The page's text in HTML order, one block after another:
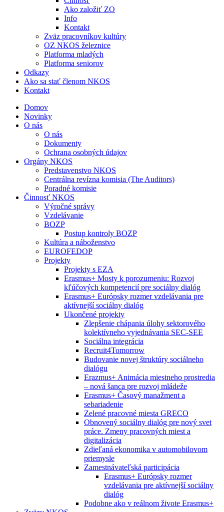
Ako založiť ZO
Info
Kontakt
Zväz pracovníkov kultúry
OZ NKOS železnice
Platforma mladých
Platforma seniorov
Odkazy
Ako sa stať členom NKOS
Kontakt
Domov
Novinky
O nás
O nás
Dokumenty
Ochrana osobných údajov
Orgány NKOS
Predstavenstvo NKOS
Centrálna revízna komisia (The Auditors)
Poradné komisie
Činnosť NKOS
Výročné správy
Vzdelávanie
BOZP
Postup kontroly BOZP
Kultúra a náboženstvo
EUROFEDOP
Projekty
Projekty s EZA
Erasmus+ Mosty k porozumeniu: Rozvoj
kľúčových kompetencií pre sociálny dialóg
Erasmus+ Európsky rozmer vzdelávania pre
aktívnejší sociálny dialóg
Ukončené projekty
Zlepšenie chápania úlohy sektorového
kolektívneho vyjednávania SEC-SEE
Sociálna integrácia
Recruit4Tomorrow
Budovanie novej štruktúry sociálneho
dialógu
Erazmus+ Animácia miestneho prostredia
– nová šanca pre rozvoj mládeže
Erasmus+ Časový manažment a
sebariadenie
Zelené pracovné miesta GRECO
Obnovený sociálny dialóg pre nový svet
práce. Zmeny pracovných miest a
digitalizácia
Zdieľaná ekonomika v automobilovom
priemysle
Zamestnávateľská participácia
Erasmus+ Európsky rozmer
vzdelávania pre aktívnejší sociálny
dialóg
Podobne ako v reálnom živote Erasmus+